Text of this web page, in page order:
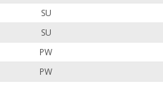
SU
SU
PW
PW